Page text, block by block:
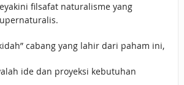
filsafat naturalisme yang
cabang yang lahir dari paham ini,
ide dan proyeksi kebutuhan